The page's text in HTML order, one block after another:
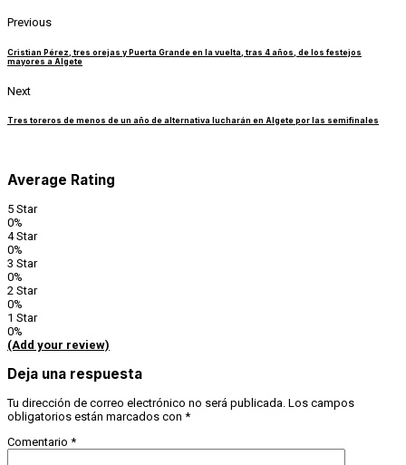
Previous
Cristian Pérez, tres orejas y Puerta Grande en la vuelta, tras 4 años, de los festejos
mayores a Algete
Next
Tres toreros de menos de un año de alternativa lucharán en Algete por las semifinales
Average Rating
5 Star
0%
4 Star
0%
3 Star
0%
2 Star
0%
1 Star
0%
(Add your review)
Deja una respuesta
Tu dirección de correo electrónico no será publicada. Los campos
obligatorios están marcados con *
Comentario *